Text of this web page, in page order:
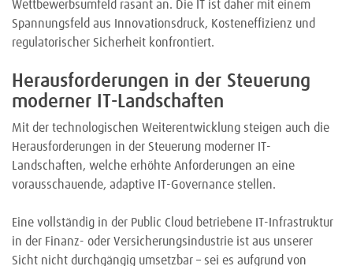
Wettbewerbsumfeld rasant an. Die IT ist daher mit einem
Spannungsfeld aus Innovationsdruck, Kosteneffizienz und
regulatorischer Sicherheit konfrontiert.
Herausforderungen in der Steuerung
moderner IT-Landschaften
Mit der technologischen Weiterentwicklung steigen auch die
Herausforderungen in der Steuerung moderner IT-
Landschaften, welche erhöhte Anforderungen an eine
vorausschauende, adaptive IT-Governance stellen.
Eine vollständig in der Public Cloud betriebene IT-Infrastruktur
in der Finanz- oder Versicherungsindustrie ist aus unserer
Sicht nicht durchgängig umsetzbar – sei es aufgrund von